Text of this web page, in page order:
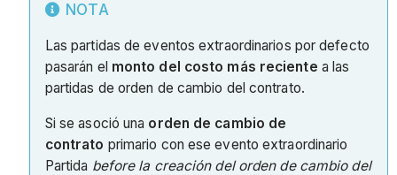
NOTA
Las partidas de eventos extraordinarios por defecto
pasarán el monto del costo más reciente a las
partidas de orden de cambio del contrato.
Si se asoció una orden de cambio de
contrato primario con ese evento extraordinario
Partida before la creación del orden de cambio del